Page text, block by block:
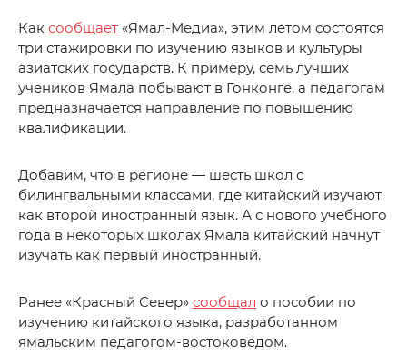
Как сообщает «Ямал-Медиа», этим летом состоятся
три стажировки по изучению языков и культуры
азиатских государств. К примеру, семь лучших
учеников Ямала побывают в Гонконге, а педагогам
предназначается направление по повышению
квалификации.
Добавим, что в регионе — шесть школ с
билингвальными классами, где китайский изучают
как второй иностранный язык. А с нового учебного
года в некоторых школах Ямала китайский начнут
изучать как первый иностранный.
Ранее «Красный Север» сообщал о пособии по
изучению китайского языка, разработанном
ямальским педагогом-востоковедом.